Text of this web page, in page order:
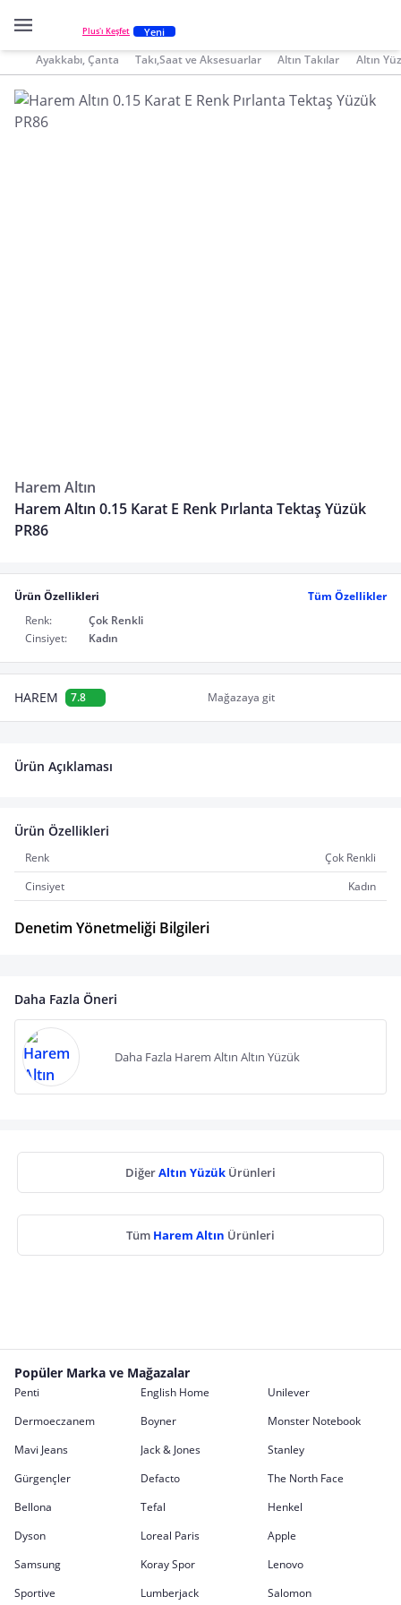
Plus'ı Keşfet Yeni
Ayakkabı, Çanta Takı,Saat ve Aksesuarlar Altın Takılar Altın
Harem Altın
Harem Altın 0.15 Karat E Renk Pırlanta Tektaş Yüzük
PR86
Ürün Özellikleri
Tüm Özellikler
Renk:
Çok Renkli
Cinsiyet:
Kadın
HAREM 7.8 Mağazaya git
Ürün Açıklaması
Ürün Özellikleri
Renk
Çok Renkli
Cinsiyet
Kadın
Denetim Yönetmeliği Bilgileri
Daha Fazla Öneri
Daha Fazla Harem Altın Altın Yüzük
DiğerAltın Yüzük Ürünleri
Tüm Harem Altın Ürünleri
Popüler Marka ve Mağazalar
Penti English Home
Unilever
Dermoeczanem
Boyner
Monster Notebook
Mavi Jeans
Jack & Jones
Stanley
Gürgençler
Defacto
The North Face
Bellona
Tefal
Henkel
Dyson
Loreal Paris
Apple
Samsung
Koray Spor
Lenovo
Sportive
Lumberjack Salomon